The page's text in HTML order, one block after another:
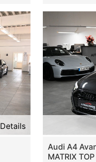
Details
Audi A4
MATRIX TOP